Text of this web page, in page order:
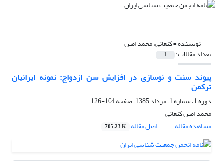
نویسنده =کنعانی، محمد امین
تعداد مقالات: 1
پیوند سنت و نوسازی در افزایش سن ازدواج: نمونه ایرانیان
ترکمن
دوره 1، شماره 1، مرداد 1385، صفحه
104-126
محمد امین کنعانی
مشاهده مقاله
اصل مقاله 705.23 K